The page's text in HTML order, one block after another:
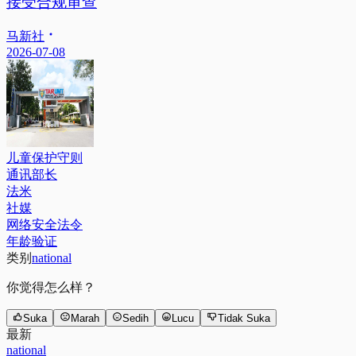
马新社
2026-07-08
儿童保护守则
通讯部长
法米
社媒
网络安全法令
年龄验证
类别 national
你觉得怎么样？
Suka Marah Sedih Lucu Tidak Suka
最新
national